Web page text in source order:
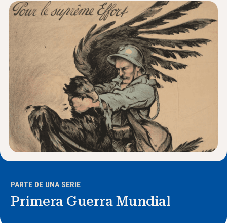
Involucrarse
PARTE DE UNA SERIE
Primera Guerra Mundial